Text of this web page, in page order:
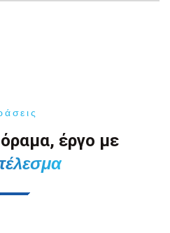
έργο με